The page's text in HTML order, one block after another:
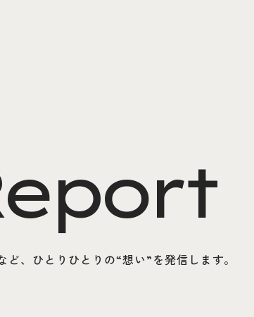
、ひとりひとりの“想い”を発信します。